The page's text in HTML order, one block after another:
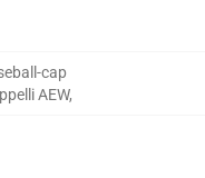
cap
AEW,